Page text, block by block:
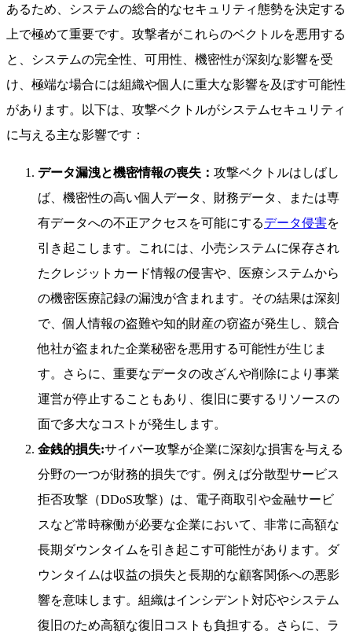
あるため、システムの総合的なセキュリティ態勢を決定する
上で極めて重要です。攻撃者がこれらのベクトルを悪用する
と、システムの完全性、可用性、機密性が深刻な影響を受
け、極端な場合には組織や個人に重大な影響を及ぼす可能性
があります。以下は、攻撃ベクトルがシステムセキュリティ
に与える主な影響です：
データ漏洩と機密情報の喪失： 攻撃ベクトルはしばし
ば、機密性の高い個人データ、財務データ、または専
有データへの不正アクセスを可能にするデータ侵害を
引き起こします。これには、小売システムに保存され
たクレジットカード情報の侵害や、医療システムから
の機密医療記録の漏洩が含まれます。その結果は深刻
で、個人情報の盗難や知的財産の窃盗が発生し、競合
他社が盗まれた企業秘密を悪用する可能性が生じま
す。さらに、重要なデータの改ざんや削除により事業
運営が停止することもあり、復旧に要するリソースの
面で多大なコストが発生します。
金銭的損失:サイバー攻撃が企業に深刻な損害を与える
分野の一つが財務的損失です。例えば分散型サービス
拒否攻撃（DDoS攻撃）は、電子商取引や金融サービ
スなど常時稼働が必要な企業において、非常に高額な
長期ダウンタイムを引き起こす可能性があります。ダ
ウンタイムは収益の損失と長期的な顧客関係への悪影
響を意味します。組織はインシデント対応やシステム
復旧のため高額な復旧コストも負担する。さらに、ラ